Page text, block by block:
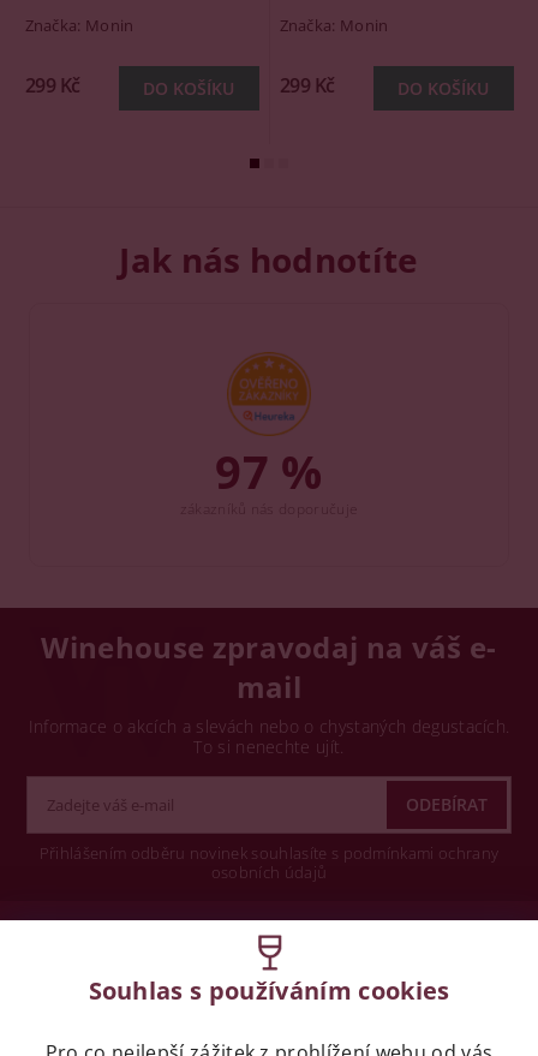
Značka: Monin
299 Kč
Značka: Monin
299 Kč
Jak nás hodnotíte
97 %
Winehouse zpravodaj na váš e-
mail
Informace o akcích a slevách nebo o chystaných degustacích.
To si nenechte ujít.
Přihlášením odběru novinek souhlasíte s podmínkami ochrany
osobních údajů
LegislativaSouhlas s používáním cookies